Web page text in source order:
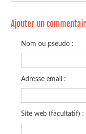
Ajouter un
Nom ou pseudo :
Adresse email :
Site web (facultatif) :